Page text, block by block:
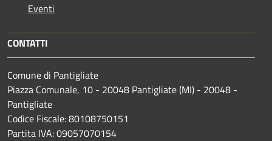
Eventi
CONTATTI
Comune di Pantigliate
Piazza Comunale, 10 - 20048 Pantigliate (MI) - 20048 -
Pantigliate
Codice Fiscale: 80108750151
Partita IVA: 09057070154